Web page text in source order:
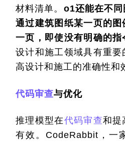
材料清单。 o1还能在不同
通过建筑图纸某一页的
一页，即使没有明确的指
设计和施工领域具有重
高设计和施工的准确性和
代码审查与优化
推理模型在代码审查和提
有效。CodeRabbit，一